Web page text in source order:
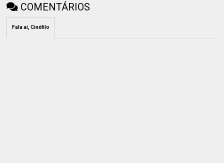
COMENTÁRIOS
Fala aí, Cinéfilo